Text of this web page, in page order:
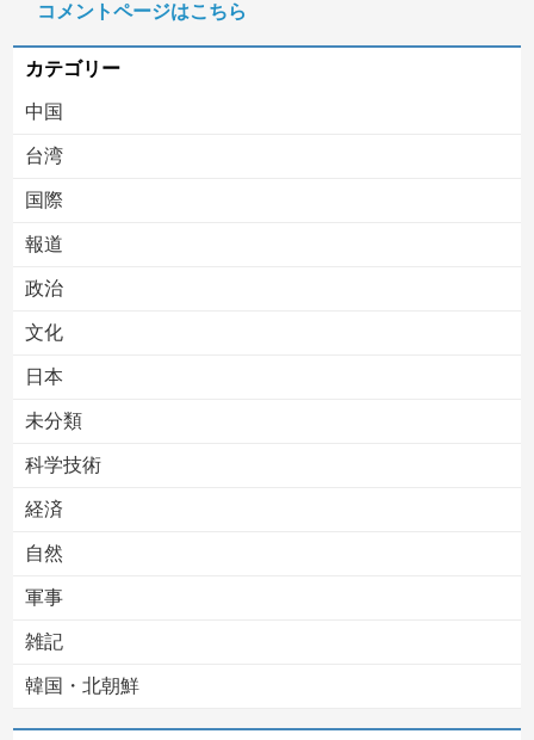
【なぜ？】中国企業に取得されたマンション、日本人が出ていきネパール人で埋まる
コメントページはこちら
カテゴリー
中国
台湾
国際
報道
政治
文化
日本
未分類
科学技術
経済
自然
軍事
雑記
韓国・北朝鮮